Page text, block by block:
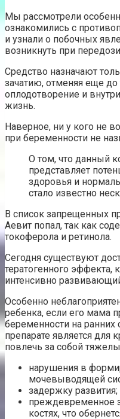
Мы рассмотрели
ознакомились с
и узнали о побочных
возникнуть при
Средство назначают
зачатию, отменяя еще до
оплодотворение и
жизнь.
Наверное, ни у кого не
при беременности не
О том, что данный
представляет
здоровья и
стало известно
В список запрещенных
Аевит попал, так как
токоферола и ретинола.
Сегодня существуют
тератогенного эффекта,
интенсивно
Особенно
ребенка, если его мама
беременности на ранних
препарате является для
повлечь за собой
нарушения в
мочевыводящей
задержку развития;
преждевременное
костях, что